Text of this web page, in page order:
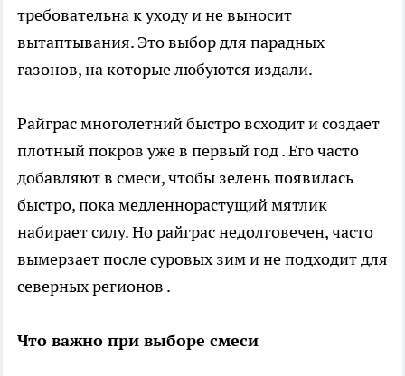
требовательна к уходу и не выносит
вытаптывания. Это выбор для парадных
газонов, на которые любуются издали.
Райграс многолетний быстро всходит и создает
плотный покров уже в первый год . Его часто
добавляют в смеси, чтобы зелень появилась
быстро, пока медленнорастущий мятлик
набирает силу. Но райграс недолговечен, часто
вымерзает после суровых зим и не подходит для
северных регионов .
Что важно при выборе смеси